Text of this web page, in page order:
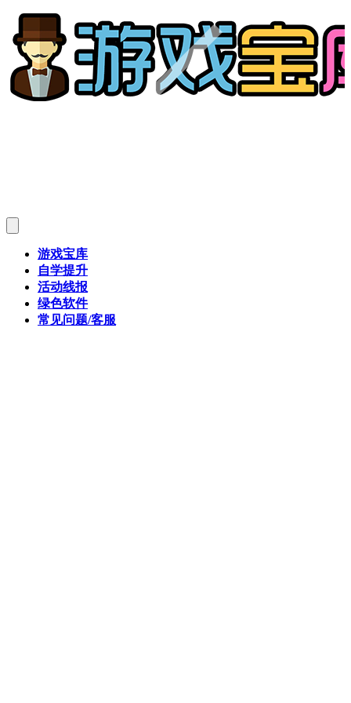
游戏宝库
自学提升
活动线报
绿色软件
常见问题/客服